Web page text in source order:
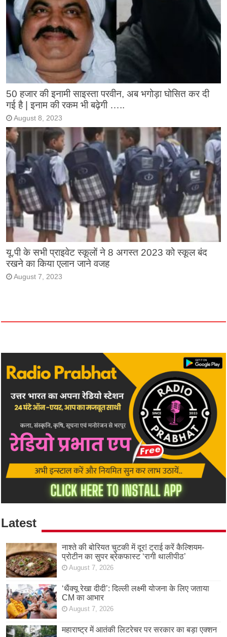
50 हजार की इनामी साइस्ता परवीन, अब भगोड़ा घोसित कर दी
गई है | इनाम की रकम भी बढ़ेगी …..
August 8, 2023
यू.पी के सभी प्राइवेट स्कूलों ने 8 अगस्त 2023 को स्कूल बंद
रखने का किया एलान जाने वजह
August 7, 2023
Latest
नाश्ते की बोरियत चुटकी में दूर! ट्राई करें कैल्शियम-
प्रोटीन का सुपर ब्रेकफास्ट ‘रागी थालीपीठ’
August 7, 2026
‘थैंक्यू रेखा दीदी’: दिल्ली लक्ष्मी योजना के लिए जताया
CM का आभार
August 7, 2026
महाराष्ट्र में आतंकी लिटरेचर पर सरकार का बड़ा एक्शन